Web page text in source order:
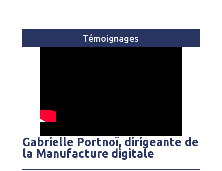
Témoignages
Gabrielle Portnoï, dirigeante de
la Manufacture digitale